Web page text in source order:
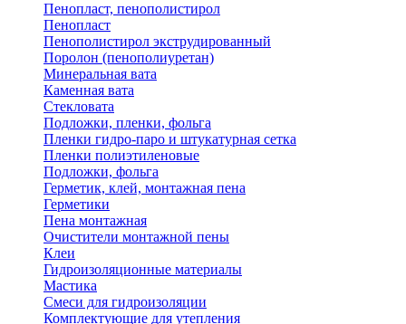
Пенопласт, пенополистирол
Пенопласт
Пенополистирол экструдированный
Поролон (пенополиуретан)
Минеральная вата
Каменная вата
Стекловата
Подложки, пленки, фольга
Пленки гидро-паро и штукатурная сетка
Пленки полиэтиленовые
Подложки, фольга
Герметик, клей, монтажная пена
Герметики
Пена монтажная
Очистители монтажной пены
Клеи
Гидроизоляционные материалы
Мастика
Смеси для гидроизоляции
Комплектующие для утепления